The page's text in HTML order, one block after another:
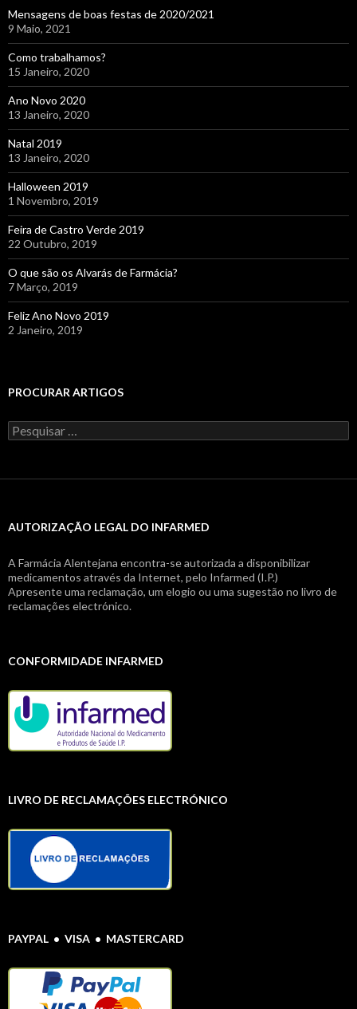
Mensagens de boas festas de 2020/2021
9 Maio, 2021
Como trabalhamos?
15 Janeiro, 2020
Ano Novo 2020
13 Janeiro, 2020
Natal 2019
13 Janeiro, 2020
Halloween 2019
1 Novembro, 2019
Feira de Castro Verde 2019
22 Outubro, 2019
O que são os Alvarás de Farmácia?
7 Março, 2019
Feliz Ano Novo 2019
2 Janeiro, 2019
PROCURAR ARTIGOS
Pesquisar
por:
AUTORIZAÇÃO LEGAL DO INFARMED
A Farmácia Alentejana encontra-se autorizada a disponibilizar
medicamentos através da Internet, pelo Infarmed (I.P.)
Apresente uma reclamação, um elogio ou uma sugestão no livro de
reclamações electrónico.
CONFORMIDADE INFARMED
LIVRO DE RECLAMAÇÕES ELECTRÓNICO
PAYPAL • VISA • MASTERCARD